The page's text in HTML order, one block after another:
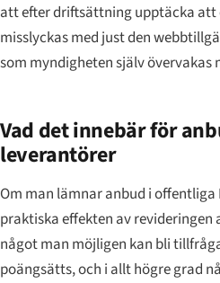
att efter driftsättning upptäcka
misslyckas med just den
som myndigheten själv övervakas
Vad det innebär för
leverantörer
Om man lämnar anbud i
praktiska effekten av
något man möjligen kan bli
poängsätts, och i allt högre grad